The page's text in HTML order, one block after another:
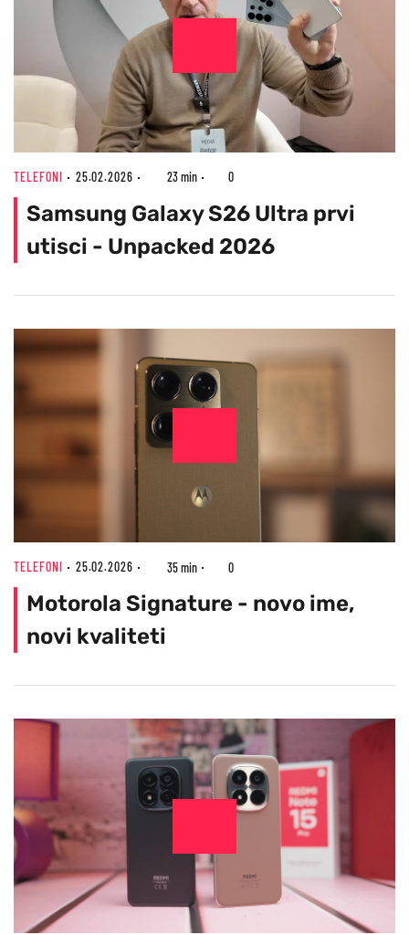
TELEFONI 25.02.2026 23 min 0
Samsung Galaxy S26 Ultra prvi
utisci - Unpacked 2026
TELEFONI 25.02.2026 35 min 0
Motorola Signature - novo ime,
novi kvaliteti